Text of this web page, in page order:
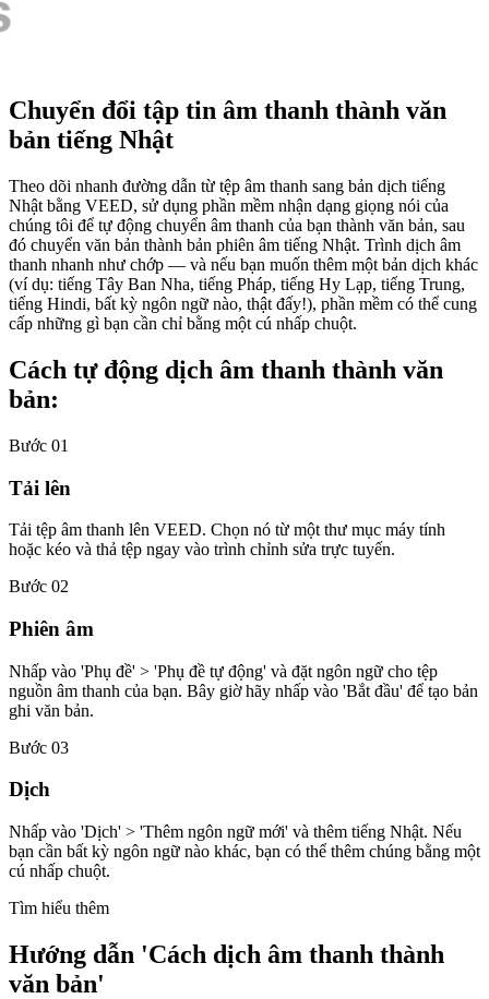
Chuyển đổi tập tin âm thanh thành văn
bản tiếng Nhật
Theo dõi nhanh đường dẫn từ tệp âm thanh sang bản dịch tiếng
Nhật bằng VEED, sử dụng phần mềm nhận dạng giọng nói của
chúng tôi để tự động chuyển âm thanh của bạn thành văn bản, sau
đó chuyển văn bản thành bản phiên âm tiếng Nhật. Trình dịch âm
thanh nhanh như chớp — và nếu bạn muốn thêm một bản dịch khác
(ví dụ: tiếng Tây Ban Nha, tiếng Pháp, tiếng Hy Lạp, tiếng Trung,
tiếng Hindi, bất kỳ ngôn ngữ nào, thật đấy!), phần mềm có thể cung
cấp những gì bạn cần chỉ bằng một cú nhấp chuột.
Cách tự động dịch âm thanh thành văn
bản:
Bước 01
Tải lên
Tải tệp âm thanh lên VEED. Chọn nó từ một thư mục máy tính
hoặc kéo và thả tệp ngay vào trình chỉnh sửa trực tuyến.
Bước 02
Phiên âm
Nhấp vào 'Phụ đề' > 'Phụ đề tự động' và đặt ngôn ngữ cho tệp
nguồn âm thanh của bạn. Bây giờ hãy nhấp vào 'Bắt đầu' để tạo bản
ghi văn bản.
Bước 03
Dịch
Nhấp vào 'Dịch' > 'Thêm ngôn ngữ mới' và thêm tiếng Nhật. Nếu
bạn cần bất kỳ ngôn ngữ nào khác, bạn có thể thêm chúng bằng một
cú nhấp chuột.
Tìm hiểu thêm
Hướng dẫn 'Cách dịch âm thanh thành
văn bản'